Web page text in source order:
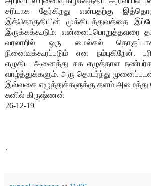
சரியாக தேர்கிறது என்பதற்கு
இத்தொகுதியின் முக்கியத்துவத்தை
இருக்கக்கூடும். என்னைப்பொறுத்தவரை
வரலாறில் ஒரு மைல்கல்
நினைவுக்கூரப்படும் என நம்புகிறேன்.
எழுதிய அனைத்து சக எழுத்தாள
வாழ்த்துக்களும். அரு தொடர்ந்து
இவ்வகை எழுத்துக்களுக்கு தளம்
சுனில் கிருஷ்ணன்
26-12-19
.